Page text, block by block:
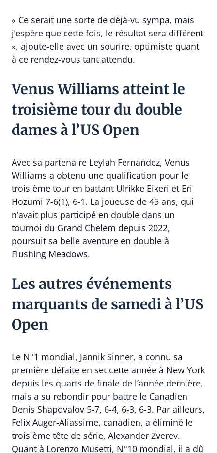
« Ce serait une sorte de déjà-vu sympa, mais
j’espère que cette fois, le résultat sera différent
», ajoute-elle avec un sourire, optimiste quant
à ce rendez-vous tant attendu.
Venus Williams atteint le
troisième tour du double
dames à l’US Open
Avec sa partenaire Leylah Fernandez, Venus
Williams a obtenu une qualification pour le
troisième tour en battant Ulrikke Eikeri et Eri
Hozumi 7-6(1), 6-1. La joueuse de 45 ans, qui
n’avait plus participé en double dans un
tournoi du Grand Chelem depuis 2022,
poursuit sa belle aventure en double à
Flushing Meadows.
Les autres événements
marquants de samedi à l’US
Open
Le N°1 mondial, Jannik Sinner, a connu sa
première défaite en set cette année à New York
depuis les quarts de finale de l’année dernière,
mais a su rebondir pour battre le Canadien
Denis Shapovalov 5-7, 6-4, 6-3, 6-3. Par ailleurs,
Felix Auger-Aliassime, canadien, a éliminé le
troisième tête de série, Alexander Zverev.
Quant à Lorenzo Musetti, N°10 mondial, il a dû